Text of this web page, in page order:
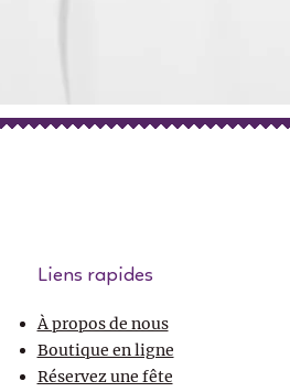
Liens rapides
À propos de nous
Boutique en ligne
Réservez une fête